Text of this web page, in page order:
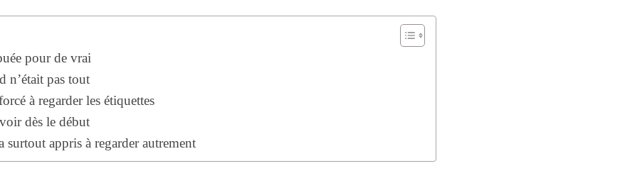
pour de vrai
n’était pas tout
à regarder les étiquettes
dès le début
surtout appris à regarder autrement